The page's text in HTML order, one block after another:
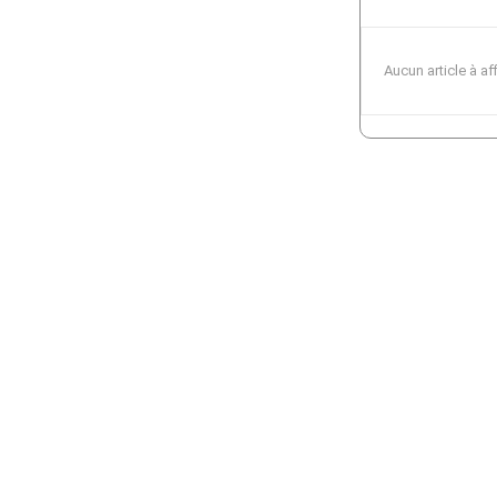
Aucun article à